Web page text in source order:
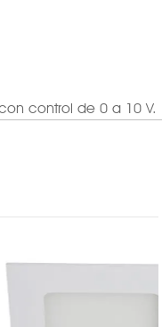
control de 0 a 10 V.